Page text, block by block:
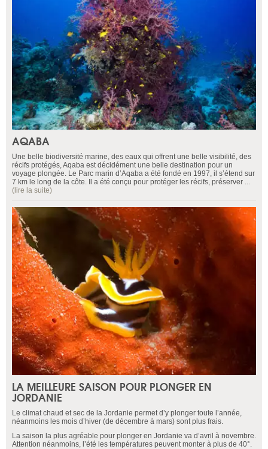
AQABA
Une belle biodiversité marine, des eaux qui offrent une belle visibilité, des
récifs protégés, Aqaba est décidément une belle destination pour un
voyage plongée. Le Parc marin d’Aqaba a été fondé en 1997, il s’étend sur
7 km le long de la côte. Il a été conçu pour protéger les récifs, préserver ...
(lire la suite)
LA MEILLEURE SAISON POUR PLONGER EN
JORDANIE
Le climat chaud et sec de la Jordanie permet d’y plonger toute l’année,
néanmoins les mois d’hiver (de décembre à mars) sont plus frais.
La saison la plus agréable pour plonger en Jordanie va d’avril à novembre.
Attention néanmoins, l’été les températures peuvent monter à plus de 40°.